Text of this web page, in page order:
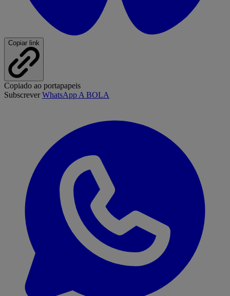
Copiar link
Copiado ao portapapeis
SubscreverWhatsApp A BOLA